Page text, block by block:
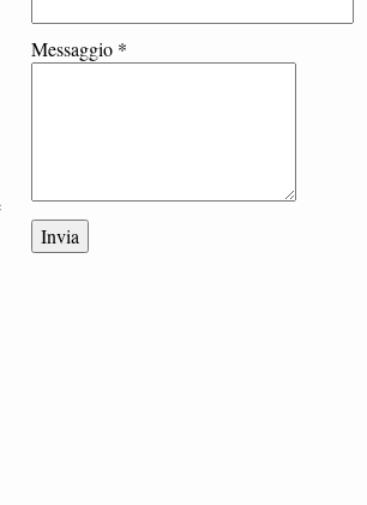
Messaggio *